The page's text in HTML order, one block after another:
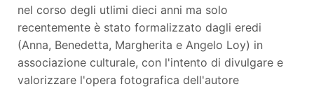
nel corso degli utlimi dieci anni ma solo
recentemente è stato formalizzato dagli eredi
(Anna, Benedetta, Margherita e Angelo Loy) in
associazione culturale, con l'intento di divulgare e
valorizzare l'opera fotografica dell'autore